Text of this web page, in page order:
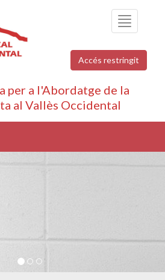
Toggle
navigation
Accés restringit
per a l'Abordatge de la
al Vallès Occidental